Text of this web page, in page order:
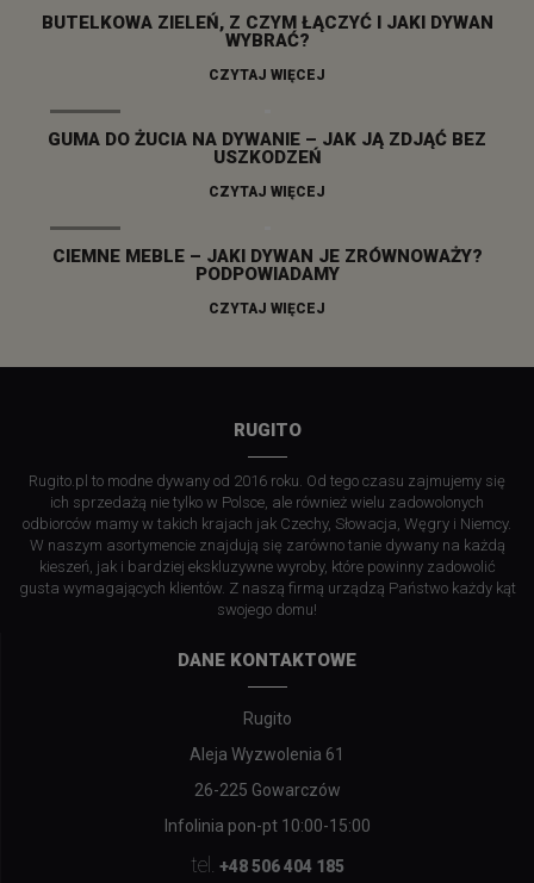
29
BUTELKOWA ZIELEŃ, Z CZYM ŁĄCZYĆ I JAKI DYWAN
WYBRAĆ?
CZYTAJ WIĘCEJ
16
GUMA DO ŻUCIA NA DYWANIE – JAK JĄ ZDJĄĆ BEZ
USZKODZEŃ
CZYTAJ WIĘCEJ
02
CIEMNE MEBLE – JAKI DYWAN JE ZRÓWNOWAŻY?
PODPOWIADAMY
CZYTAJ WIĘCEJ
RUGITO
Rugito.pl to modne dywany od 2016 roku. Od tego czasu zajmujemy się
ich sprzedażą nie tylko w Polsce, ale również wielu zadowolonych
odbiorców mamy w takich krajach jak Czechy, Słowacja, Węgry i Niemcy.
W naszym asortymencie znajdują się zarówno tanie dywany na każdą
kieszeń, jak i bardziej ekskluzywne wyroby, które powinny zadowolić
gusta wymagających klientów. Z naszą firmą urządzą Państwo każdy kąt
swojego domu!
DANE KONTAKTOWE
Rugito
Aleja Wyzwolenia 61
26-225 Gowarczów
Infolinia pon-pt 10:00-15:00
tel.
+48 506 404 185